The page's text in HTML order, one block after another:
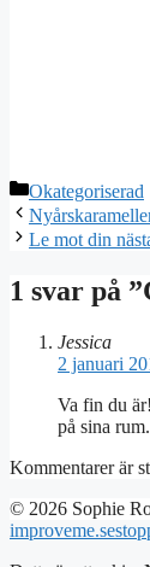
Kategorier
Okategoriserad
Le mot din
1 svar på
Jessica
2 januari
Va fin du
på sina
Kommentarer är
© 2026 Sophie
improveme.se